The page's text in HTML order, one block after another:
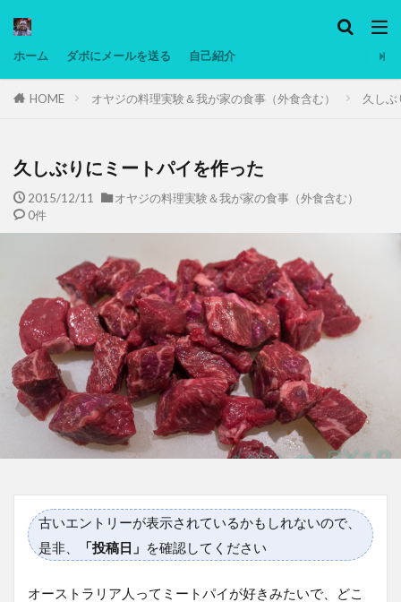
ホーム ダボにメールを送る 自己紹介
HOME オヤジの料理実験＆我が家の食事（外食含む） 久しぶ
久しぶりにミートパイを作った
2015/12/11
オヤジの料理実験＆我が家の食事（外食含む）
0件
古いエントリーが表示されているかもしれないので、
是非、
「投稿日」 を確認してください
オーストラリア人ってミートパイが好きみたいで、どこ
タグ
低温調理・スロークッカー
低糖質ダイエット
検索